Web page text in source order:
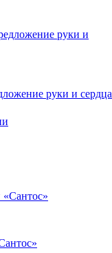
руки и сердца